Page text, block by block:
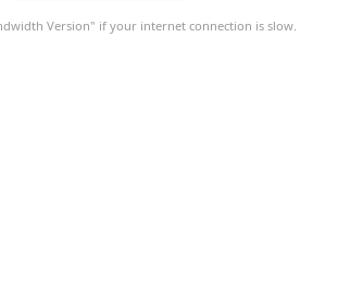
Version" if your internet connection is slow.